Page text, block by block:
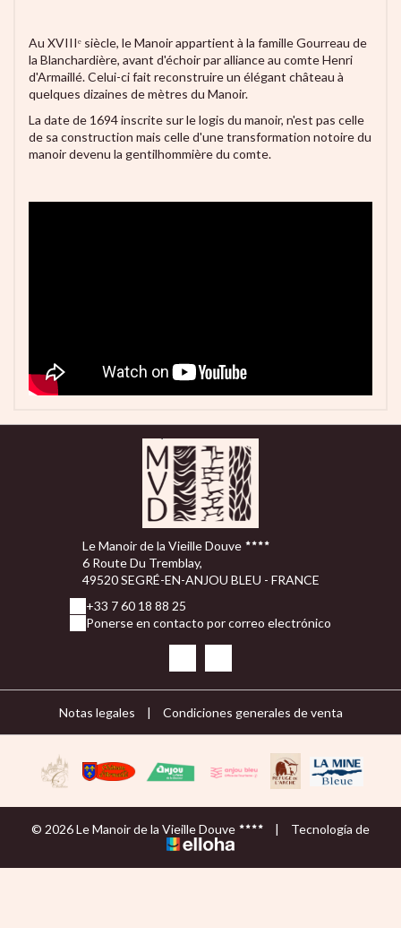
Au XVIIIᵉ siècle, le Manoir appartient à la famille Gourreau de
la Blanchardière, avant d'échoir par alliance au comte Henri
d'Armaillé. Celui-ci fait reconstruire un élégant château à
quelques dizaines de mètres du Manoir.
La date de 1694 inscrite sur le logis du manoir, n'est pas celle
de sa construction mais celle d'une transformation notoire du
manoir devenu la gentilhommière du comte.
Le Manoir de la Vieille Douve
6 Route Du Tremblay,
49520 SEGRÉ-EN-ANJOU BLEU - FRANCE
+33 7 60 18 88 25
Ponerse en contacto por correo electrónico
Notas legales | Condiciones generales de venta
© 2026 Le Manoir de la Vieille Douve | Tecnología de